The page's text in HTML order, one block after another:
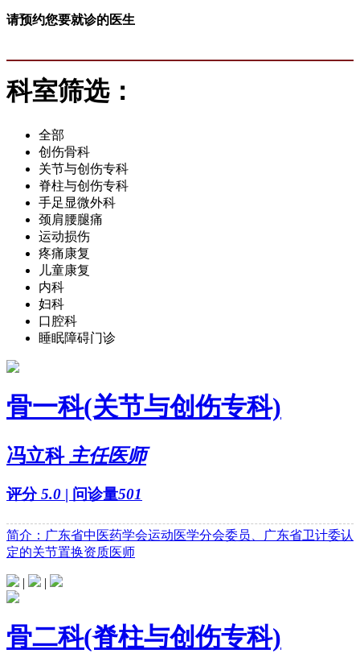
请预约您要就诊的医生
科室筛选：
全部
创伤骨科
关节与创伤专科
脊柱与创伤专科
手足显微外科
颈肩腰腿痛
运动损伤
疼痛康复
儿童康复
内科
妇科
口腔科
睡眠障碍门诊
骨一科(关节与创伤专科)
冯立科主任医师
评分5.0 | 问诊量501
简介：广东省中医药学会运动医学分会委员、广东省卫计委认
定的关节置换资质医师
| |
骨二科(脊柱与创伤专科)